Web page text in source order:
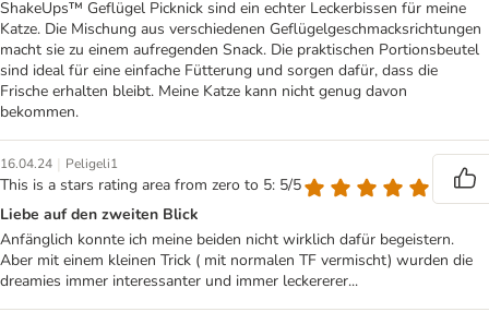
ShakeUps™ Geflügel Picknick sind ein echter Leckerbissen für meine
Katze. Die Mischung aus verschiedenen Geflügelgeschmacksrichtungen
macht sie zu einem aufregenden Snack. Die praktischen Portionsbeutel
sind ideal für eine einfache Fütterung und sorgen dafür, dass die
Frische erhalten bleibt. Meine Katze kann nicht genug davon
bekommen.
16.04.24 | Peligeli1
This is a stars rating area from zero to 5: 5/5
Liebe auf den zweiten Blick
Anfänglich konnte ich meine beiden nicht wirklich dafür begeistern.
Aber mit einem kleinen Trick ( mit normalen TF vermischt) wurden die
dreamies immer interessanter und immer leckererer...